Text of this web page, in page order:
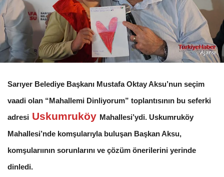
Sarıyer Belediye Başkanı Mustafa Oktay Aksu’nun seçim
vaadi olan “Mahallemi Dinliyorum” toplantısının bu seferki
adresi Uskumruköy Mahallesi’ydi. Uskumruköy
Mahallesi’nde komşularıyla buluşan Başkan Aksu,
komşularıının sorunlarını ve çözüm önerilerini yerinde
dinledi.